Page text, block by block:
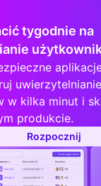
tygodnie na
uwierzytelnianie
w kilka minut i
produkcie.
Rozpocznij